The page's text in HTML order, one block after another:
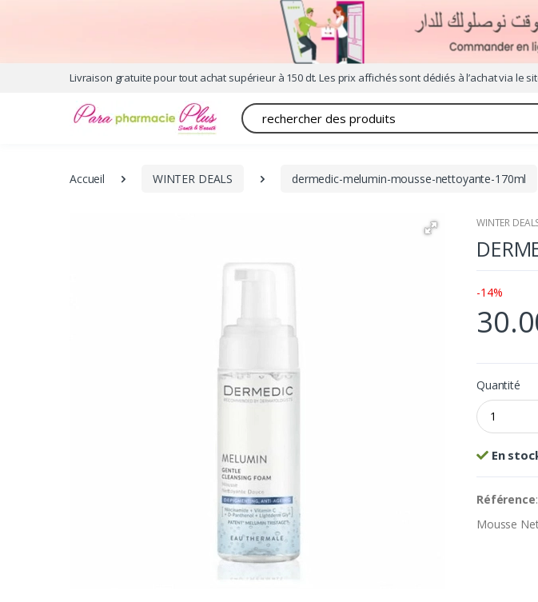
Livraison gratuite pour tout achat supérieur à 150 dt. Les prix affichés sont dédiés à l’achat via le
Recherche
Accueil WINTER DEALS dermedic-melumin-mousse-nettoyante-170ml
WINTER
-14%
Quantité
En
Référence
Mousse